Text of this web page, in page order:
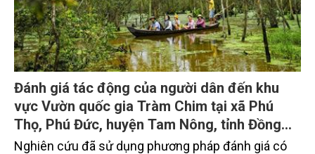
Hiện nay, chưa có nghiên cứu thực hiện phương
pháp châm clo dạng hạt trực tiếp tại các trạm cấp
nước, nghiên cứu được thực hiện tại trạm cấp nước
Mỹ Xuyên 2, tỉnh Sóc Trăng, công suất cấp nước
đạt 2.000 m3/ngđ. Mô hình thực hiện bao gồm hệ
thống pha trộn clo dạng hạt, đồng hồ cơ phát xung,
bơm định lượng. Dung dịch clo 2% từ hệ thống pha
trộn clo dạng hạt được châm
Đánh giá tác động của người dân đến khu
vực Vườn quốc gia Tràm Chim tại xã Phú
Thọ, Phú Đức, huyện Tam Nông, tỉnh Đồng
Tháp
Nghiên cứu đã sử dụng phương pháp đánh giá có